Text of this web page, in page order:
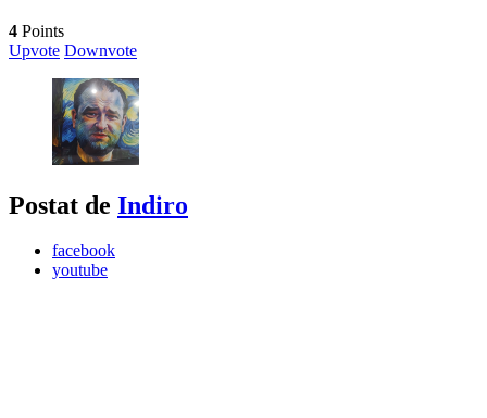
4 Points
Upvote Downvote
Postat de Indiro
facebook
youtube